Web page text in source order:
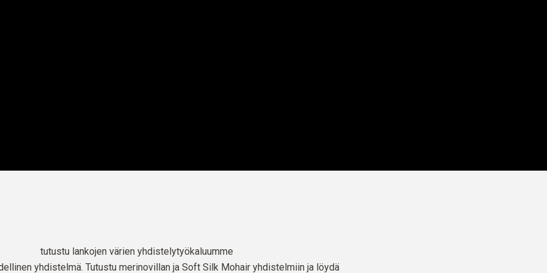
tutustu lankojen värien yhdistelytyökaluumme
yhdistelmä. Tutustu merinovillan ja Soft Silk Mohair yhdistelmiin ja löydä